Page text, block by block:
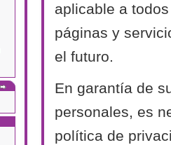
aplicable a
páginas y
el futuro.
En garantía de
personales, es
política de